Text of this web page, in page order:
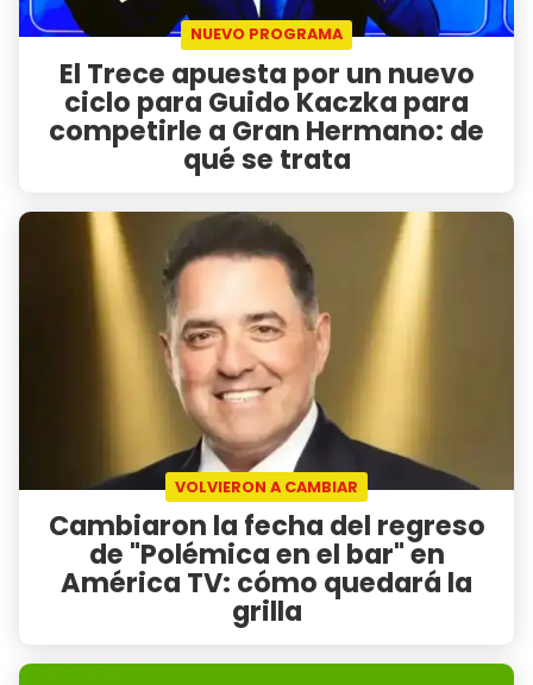
NUEVO PROGRAMA
El Trece apuesta por un nuevo
ciclo para Guido Kaczka para
competirle a Gran Hermano: de
qué se trata
VOLVIERON A CAMBIAR
Cambiaron la fecha del regreso
de "Polémica en el bar" en
América TV: cómo quedará la
grilla